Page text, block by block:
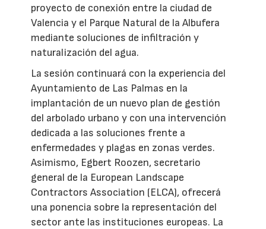
proyecto de conexión entre la ciudad de
Valencia y el Parque Natural de la Albufera
mediante soluciones de infiltración y
naturalización del agua.
La sesión continuará con la experiencia del
Ayuntamiento de Las Palmas en la
implantación de un nuevo plan de gestión
del arbolado urbano y con una intervención
dedicada a las soluciones frente a
enfermedades y plagas en zonas verdes.
Asimismo, Egbert Roozen, secretario
general de la European Landscape
Contractors Association (ELCA), ofrecerá
una ponencia sobre la representación del
sector ante las instituciones europeas. La